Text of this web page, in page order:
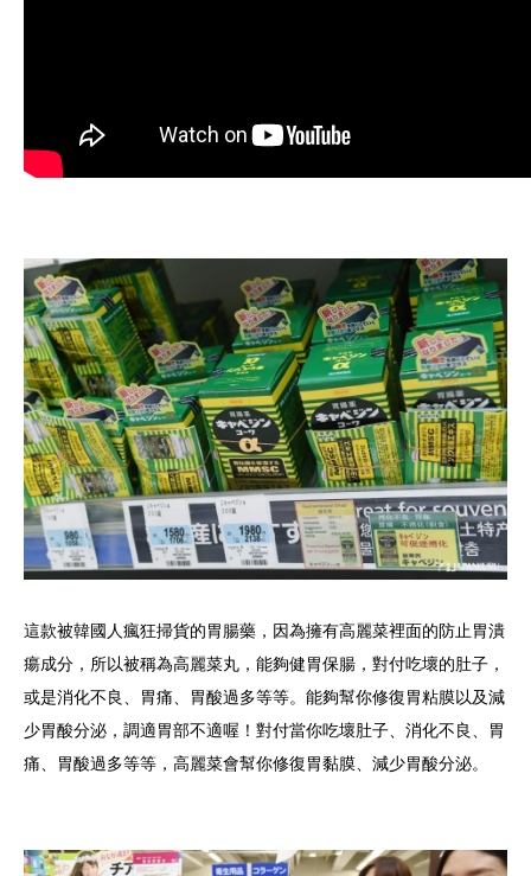
這款被韓國人瘋狂掃貨的胃腸藥，因為擁有高麗菜裡面的防止胃潰
瘍成分，所以被稱為高麗菜丸，能夠健胃保腸，對付吃壞的肚子，
或是消化不良、胃痛、胃酸過多等等。能夠幫你修復胃粘膜以及減
少胃酸分泌，調適胃部不適喔！對付當你吃壞肚子、消化不良、胃
痛、胃酸過多等等，高麗菜會幫你修復胃黏膜、減少胃酸分泌。